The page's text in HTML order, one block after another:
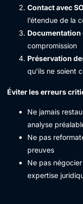
Contact avec
l’étendue de la
Documentation
compromission
Préservation
qu’ils ne soient
Éviter les erreurs
Ne jamais
analyse
Ne pas
preuves
Ne pas
expertise